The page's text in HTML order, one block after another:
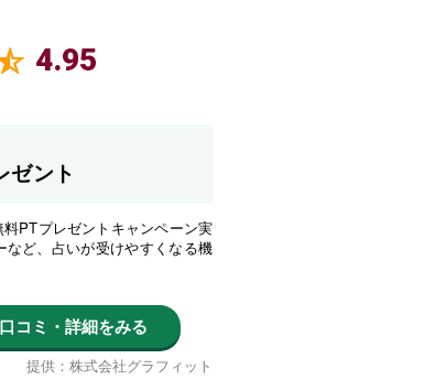
4.95
ゼント
PTプレゼントキャンペーン実
ど、占いが受けやすくなる機
口コミ・詳細をみる
提供：株式会社グラフィット